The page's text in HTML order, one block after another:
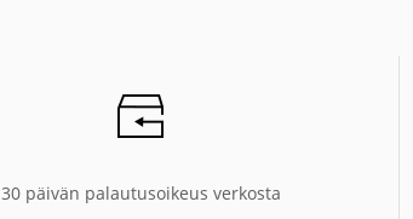
30 päivän palautusoikeus verkosta